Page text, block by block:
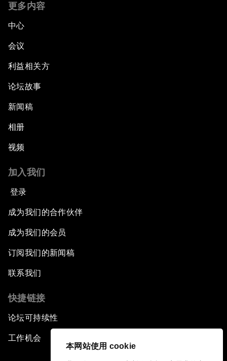
本网站使用 cookie
更多内容
中心
会议
利益相关方
论坛故事
新闻稿
相册
视频
加入我们
登录
成为我们的合作伙伴
成为我们的会员
订阅我们的新闻稿
联系我们
快捷链接
论坛可持续性
工作机会